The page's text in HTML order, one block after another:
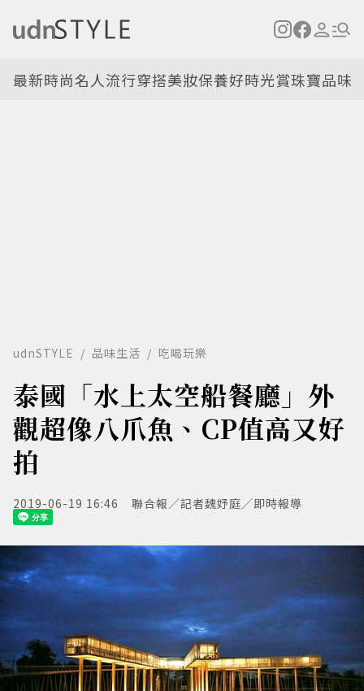
最新時尚名人流行穿搭美妝保養好時光賞珠寶品味
udnSTYLE 品味生活 吃喝玩樂
泰國「水上太空船餐廳」外
觀超像八爪魚、CP值高又好
拍
2019-06-19 16:46 聯合報／記者魏妤庭╱即時報導